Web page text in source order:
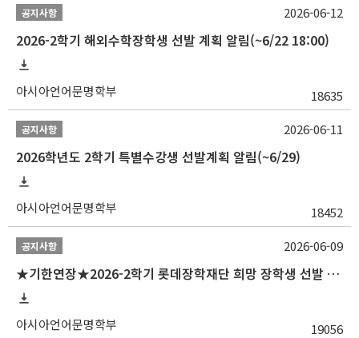
공지사항
2026-2학기 해외수학장학생 선발 계획 알림(~6/22 18:00)
아시아언어문명학부 18635
2026-06-12
공지사항
2026학년도 2학기 특별수강생 선발계획 알림(~6/29)
아시아언어문명학부 18452
2026-06-11
공지사항
★기한연장★2026-2학기 롯데장학재단 희망 장학생 선발 안내(~6/15
아시아언어문명학부 19056
2026-06-09